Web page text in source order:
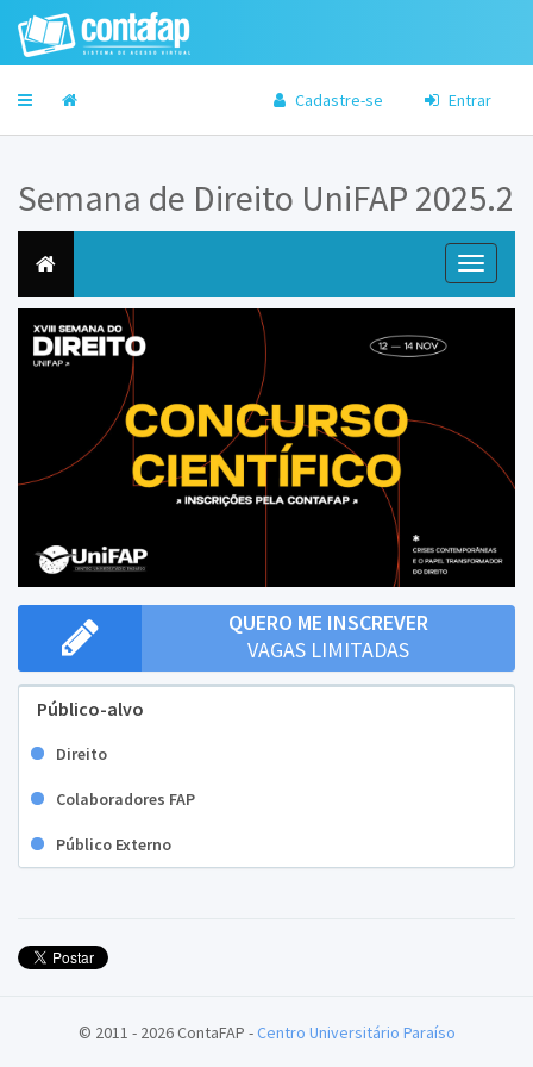
Cadastre-se Entrar
Semana de Direito UniFAP 2025.2
Toggle
QUERO ME INSCREVER
VAGAS LIMITADAS
Público-alvo
Direito
Colaboradores FAP
Público Externo
© 2011 - 2026 ContaFAP -Centro Universitário Paraíso